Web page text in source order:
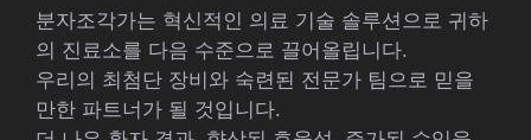
분자조각가는 혁신적인 의료 기술 솔루션으로 귀하
의 진료소를 다음 수준으로 끌어올립니다.
우리의 최첨단 장비와 숙련된 전문가 팀으로 믿을
만한 파트너가 될 것입니다.